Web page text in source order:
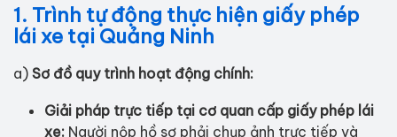
1. Trình tự động thực hiện giấy phép
lái xe tại Quảng Ninh
a) Sơ đồ quy trình hoạt động chính:
Giải pháp trực tiếp tại cơ quan cấp giấy phép lái
xe: Người nộp hồ sơ phải chụp ảnh trực tiếp và